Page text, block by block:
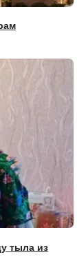
тыла из